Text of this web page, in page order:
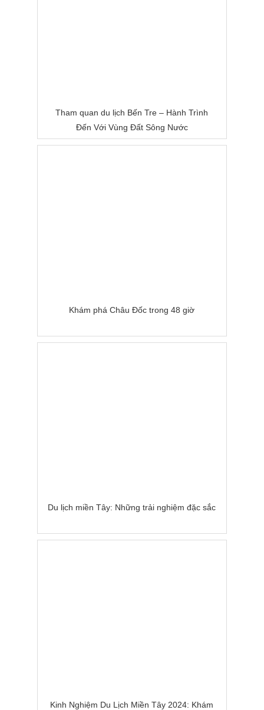
Tham quan du lịch Bến Tre – Hành Trình
Đến Với Vùng Đất Sông Nước
Khám phá Châu Đốc trong 48 giờ
Du lịch miền Tây: Những trải nghiệm đặc sắc
Kinh Nghiệm Du Lịch Miền Tây 2024: Khám